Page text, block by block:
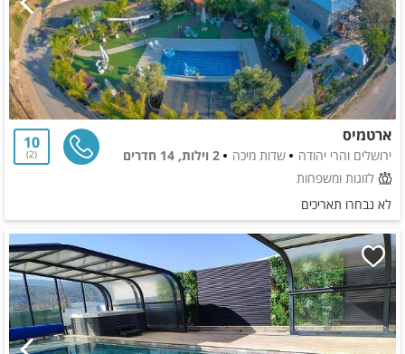
ארטמיס
ירושלים והרי יהודה שדות מיכה
2 וילות, 14 חדרים
לזוגות ומשפחות
10
2
לא נבחרו תאריכים